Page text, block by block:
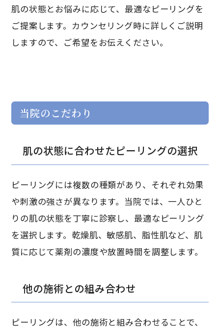
肌の状態とお悩みに応じて、最適なピーリングを
ご提案します。カウンセリング時に詳しくご説明
しますので、ご希望をお伝えください。
当院のこだわり
肌の状態に合わせたピーリングの選択
ピーリングには複数の種類があり、それぞれ効果
や刺激の強さが異なります。当院では、一人ひと
りの肌の状態を丁寧に診察し、最適なピーリング
を選択します。乾燥肌、敏感肌、脂性肌など、肌
質に応じて薬剤の濃度や放置時間を調整します。
他の施術との組み合わせ
ピーリングは、他の施術と組み合わせることで、